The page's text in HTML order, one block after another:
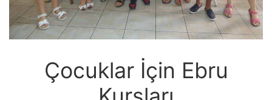
Çocuklar İçin Ebru